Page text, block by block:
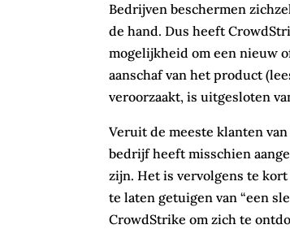
Bedrijven beschermen
de hand. Dus heeft
mogelijkheid om een nieuw
aanschaf van het product
veroorzaakt, is uitgesloten
Veruit de meeste klanten
bedrijf heeft misschien
zijn. Het is vervolgens te
te laten getuigen van “een
CrowdStrike om zich te